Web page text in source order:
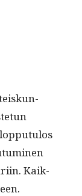
Kaik­